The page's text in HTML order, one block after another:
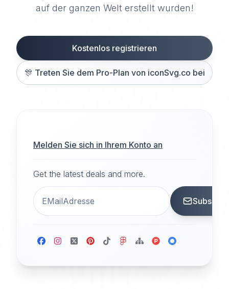
auf der ganzen Welt erstellt wurden!
Kostenlos registrieren
🎊 Treten Sie dem Pro-Plan von iconSvg.co bei
Melden Sie sich in Ihrem Konto an
Get the latest deals and more.